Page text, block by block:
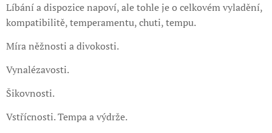
Líbání a dispozice napoví, ale tohle je o celkovém vyladění,
kompatibilitě, temperamentu, chuti, tempu.
Míra něžnosti a divokosti.
Vynalézavosti.
Šikovnosti.
Vstřícnosti. Tempa a výdrže.